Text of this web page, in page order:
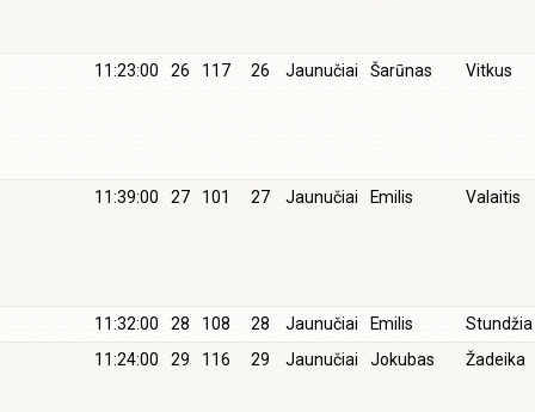
11:23:00 26 117 26 Jaunučiai Šarūnas Vitkus
11:39:00 27 101 27 Jaunučiai Emilis Valaitis
11:32:00 28 108 28 Jaunučiai Emilis
Stundžia
11:24:00
29 116 29 Jaunučiai Jokubas Žadeika